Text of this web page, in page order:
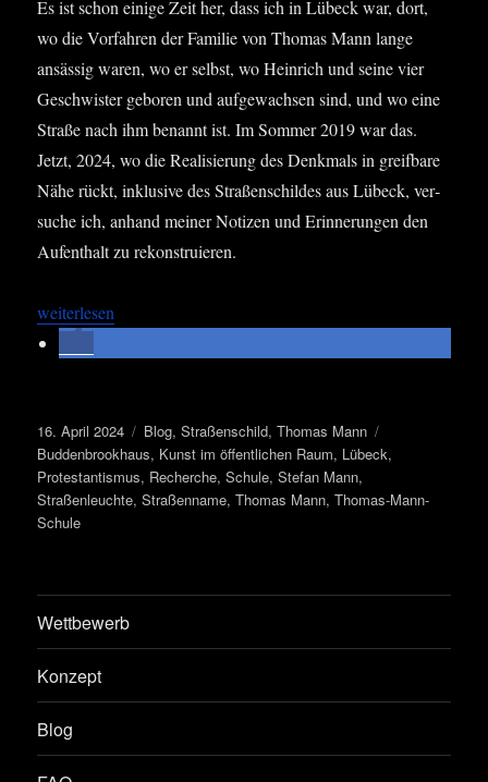
Es ist schon eini­ge Zeit her, dass ich in Lübeck war, dort,
wo die Vor­fah­ren der Fami­lie von Tho­mas Mann lan­ge
ansäs­sig waren, wo er selbst, wo Hein­rich und sei­ne vier
Geschwis­ter gebo­ren und auf­ge­wach­sen sind, und wo eine
Stra­ße nach ihm benannt ist. Im Som­mer 2019 war das.
Jetzt, 2024, wo die Rea­li­sie­rung des Denk­mals in greif­ba­re
Nähe rückt, inklu­si­ve des Stra­ßen­schil­des aus Lübeck, ver­
su­che ich, anhand mei­ner Noti­zen und Erin­ne­run­gen den
Auf­ent­halt zu rekonstruieren.
„Lübeck – Hit­ze, Was­ser – und die Tho­mas-Mann-Stra­ße“
wei­ter­le­sen
Veröffentlicht
am
16. April 2024 Kategorien
Blog,Straßenschild,Thomas Mann
Buddenbrookhaus, Kunst im öffentlichen Raum, Lübeck,
Protestantismus, Recherche,Schule,Stefan Mann,
Straßenleuchte,Straßenname,Thomas Mann,Thomas-Mann-
Schule
Wettbewerb
Konzept
Blog